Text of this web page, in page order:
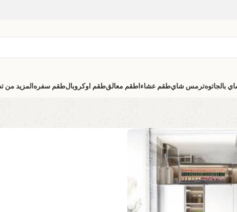
بالجاتوهترمس شايطقم عشاء اطقم معالقطقم اوكروبالطقم سفره المزيد من